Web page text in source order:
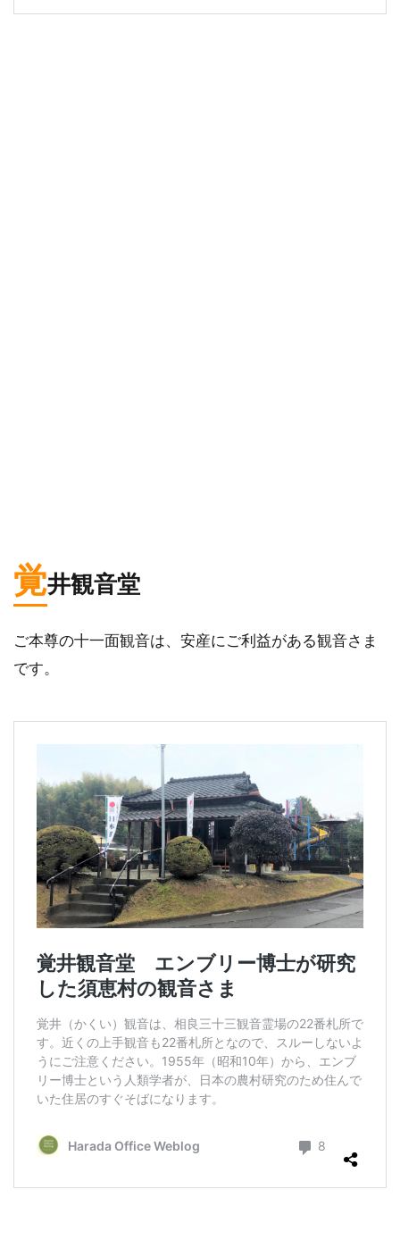
覚井観音堂
ご本尊の十一面観音は、安産にご利益がある観音さま
です。